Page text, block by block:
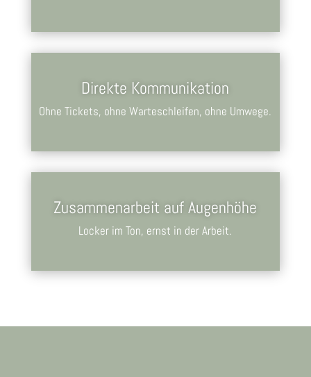
Direkte Kommunikation
Ohne Tickets, ohne Warteschleifen, ohne Umwege.
Zusammenarbeit auf Augenhöhe
Locker im Ton, ernst in der Arbeit.